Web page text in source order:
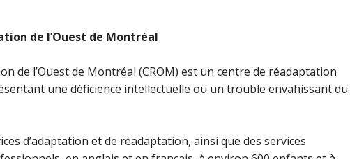
de l’Ouest de Montréal
de l’Ouest de Montréal (CROM) est un centre de réadaptation
une déficience intellectuelle ou un trouble envahissant du
d’adaptation et de réadaptation, ainsi que des services